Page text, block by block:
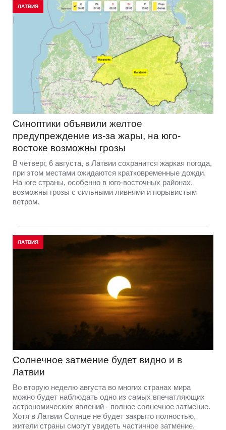
ЛАТВИЯ
Синоптики объявили желтое
предупреждение из-за жары, на юго-
востоке возможны грозы
В четверг, 6 августа, в Латвии сохранится жаркая погода,
при этом местами ожидаются кратковременные дожди.
На юге страны, особенно в юго-восточных районах,
возможны грозы с сильными ливнями и порывистым
ветром.
ЛАТВИЯ
Солнечное затмение будет видно и в
Латвии
Во вторую неделю августа во многих странах мира
можно будет наблюдать одно из самых впечатляющих
астрономических явлений - полное солнечное затмение.
Хотя в Латвии Солнце не будет закрыто полностью,
жители страны смогут увидеть частичное затмение.